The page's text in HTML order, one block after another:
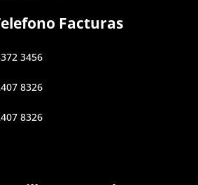
Facturas
3456
8326
8326